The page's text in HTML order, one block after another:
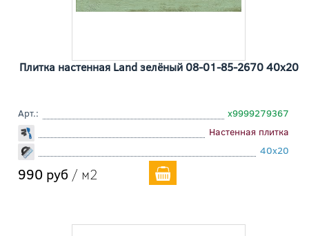
Плитка настенная Land зелёный 08-01-85-2670 40x20
Арт.:
х9999279367
Настенная плитка
40x20
990 руб / м2